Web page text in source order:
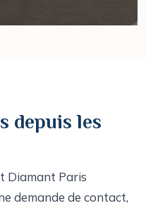
depuis les
Diamant Paris
demande de contact,